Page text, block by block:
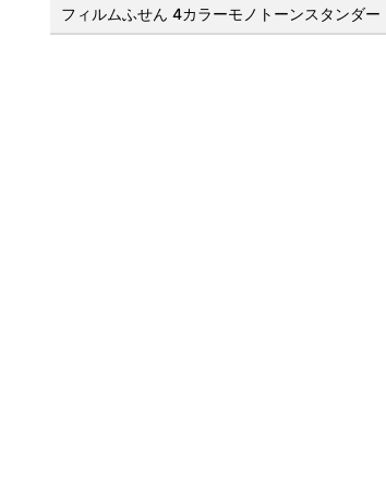
フィルムふせん 4カラーモノトーンスタンダー